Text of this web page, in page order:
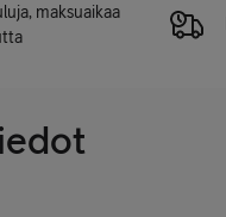
maksuaikaa